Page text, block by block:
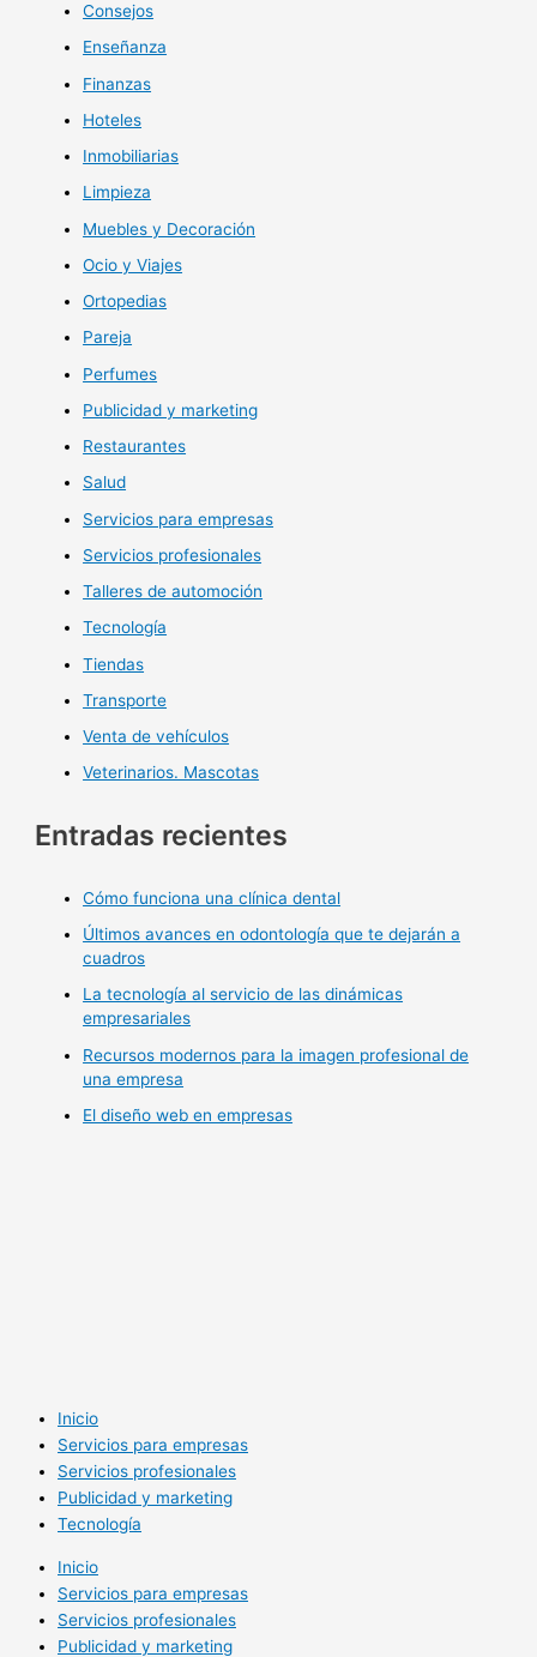
Consejos
Enseñanza
Finanzas
Hoteles
Inmobiliarias
Limpieza
Muebles y Decoración
Ocio y Viajes
Ortopedias
Pareja
Perfumes
Publicidad y marketing
Restaurantes
Salud
Servicios para empresas
Servicios profesionales
Talleres de automoción
Tecnología
Tiendas
Transporte
Venta de vehículos
Veterinarios. Mascotas
Entradas recientes
Cómo funciona una clínica dental
Últimos avances en odontología que te dejarán a
cuadros
La tecnología al servicio de las dinámicas
empresariales
Recursos modernos para la imagen profesional de
una empresa
El diseño web en empresas
Inicio
Servicios para empresas
Servicios profesionales
Publicidad y marketing
Tecnología
Inicio
Servicios para empresas
Servicios profesionales
Publicidad y marketing